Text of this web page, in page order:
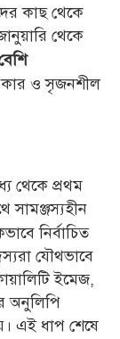
কাছ থেকে
থেকে
ও সৃজনশীল
থেকে প্রথম
সামঞ্জস্যহীন
নির্বাচিত
যৌথভাবে
ইমেজ,
অনুলিপি
এই ধাপ শেষে